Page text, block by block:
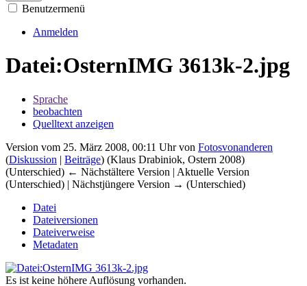
Benutzermenü
Anmelden
Datei:OsternIMG 3613k-2.jpg
Sprache
beobachten
Quelltext anzeigen
Version vom 25. März 2008, 00:11 Uhr von Fotosvonanderen
(Diskussion | Beiträge) (Klaus Drabiniok, Ostern 2008)
(Unterschied) ← Nächstältere Version | Aktuelle Version
(Unterschied) | Nächstjüngere Version → (Unterschied)
Datei
Dateiversionen
Dateiverweise
Metadaten
Es ist keine höhere Auflösung vorhanden.